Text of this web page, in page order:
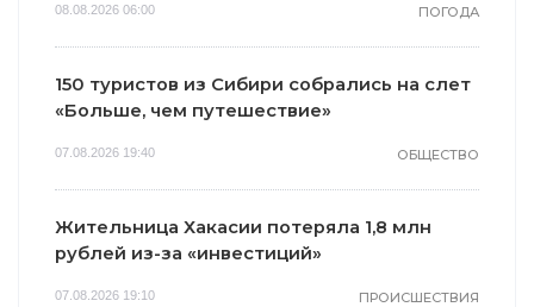
08.08.2026 06:00 ПОГОДА
150 туристов из Сибири собрались на слет
«Больше, чем путешествие»
07.08.2026 19:40 ОБЩЕСТВО
Жительница Хакасии потеряла 1,8 млн
рублей из-за «инвестиций»
07.08.2026 19:10 ПРОИСШЕСТВИЯ